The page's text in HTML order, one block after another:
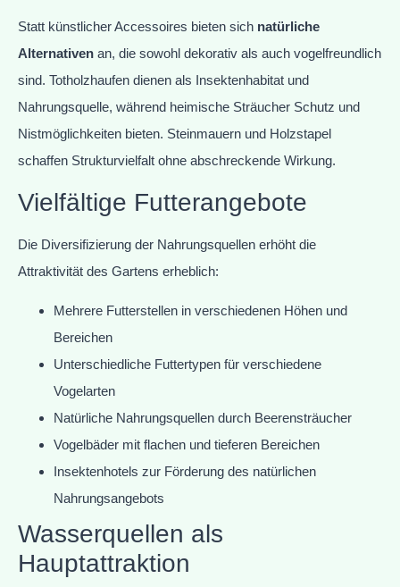
Statt künstlicher Accessoires bieten sich natürliche
Alternativen an, die sowohl dekorativ als auch vogelfreundlich
sind. Totholzhaufen dienen als Insektenhabitat und
Nahrungsquelle, während heimische Sträucher Schutz und
Nistmöglichkeiten bieten. Steinmauern und Holzstapel
schaffen Strukturvielfalt ohne abschreckende Wirkung.
Vielfältige Futterangebote
Die Diversifizierung der Nahrungsquellen erhöht die
Attraktivität des Gartens erheblich:
Mehrere Futterstellen in verschiedenen Höhen und
Bereichen
Unterschiedliche Futtertypen für verschiedene
Vogelarten
Natürliche Nahrungsquellen durch Beerensträucher
Vogelbäder mit flachen und tieferen Bereichen
Insektenhotels zur Förderung des natürlichen
Nahrungsangebots
Wasserquellen als
Hauptattraktion